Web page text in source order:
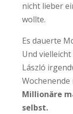
nicht lieber
wollte.
Es dauerte
Und
László
Wochenende
Millionäre
selbst.